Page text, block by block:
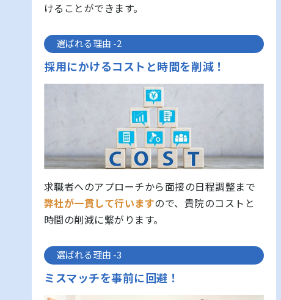
けることができます。
選ばれる理由 -2
採⽤にかけるコストと時間を削減！
求職者へのアプローチから面接の日程調整まで
弊社が一貫して行いますので、貴院のコストと
時間の削減に繋がります。
選ばれる理由 -3
ミスマッチを事前に回避！